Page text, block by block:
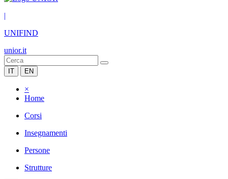
|
UNIFIND
unior.it
IT EN
×
Home
Corsi
Insegnamenti
Persone
Strutture